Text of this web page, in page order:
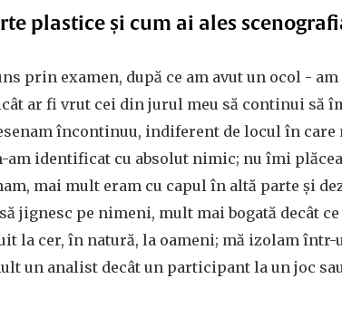
plastice și cum ai ales
prin examen, după ce am avut un ocol -
ar fi vrut cei din jurul meu să continui să
încontinuu, indiferent de locul în care
identificat cu absolut nimic; nu îmi
mai mult eram cu capul în altă parte și
jignesc pe nimeni, mult mai bogată decât
la cer, în natură, la oameni; mă izolam
un analist decât un participant la un joc